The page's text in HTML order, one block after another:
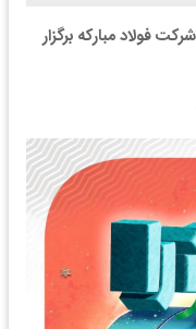
شرکت فولاد مبارکه برگزار